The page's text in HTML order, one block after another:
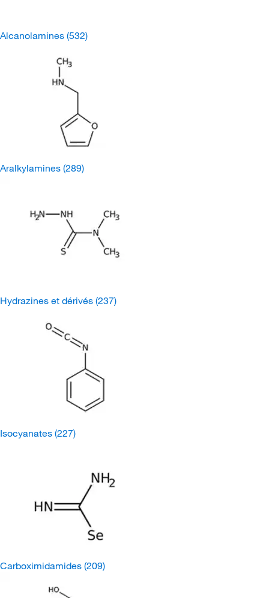
Alcanolamines (532)
Aralkylamines (289)
Hydrazines et dérivés (237)
Isocyanates (227)
Carboximidamides (209)